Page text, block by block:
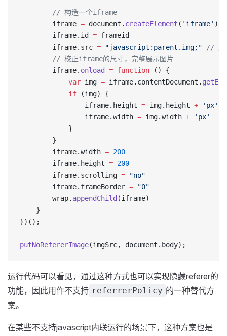
        // 构造一个iframe
        iframe
= document. createElement ( 'iframe' )
        iframe.id
= frameid
        iframe.src
= "javascript:parent.img;" // 通
        // 校正iframe的尺寸，完整展示图片
        iframe.
onload = function () {
            var
img = iframe.contentDocument.
            if
(img) {
                iframe.height
= img.height + 'px'
                iframe.width
= img.width + 'px'
            }
        }
        iframe.width
= 200
        iframe.height
= 200
        iframe.scrolling
= "no"
        iframe.frameBorder
= "0"
        wrap.
appendChild (iframe)
    }
})();
putNoRefererImage(imgSrc, document.body);
运行代码可以看见，通过这种方式也可以实现隐藏referer的
功能，因此用作不支持 referrerPolicy 的一种替代方
案。
在某些不支持javascript内联运行的场景下，这种方案也是